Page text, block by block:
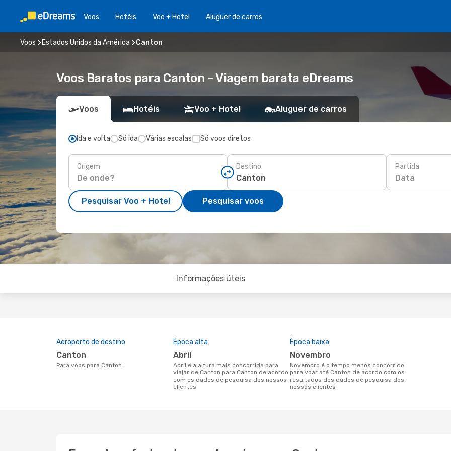
Voos Hotéis Voo + Hotel Aluguer de carros
Voos Estados Unidos da América Canton
Voos Baratos para Canton - Viagem barata eDreams
Voos Hotéis Voo + Hotel Aluguer de carros
Ida e volta Só ida Várias escalas Só voos diretos
Origem Destino Partida
Data
Pesquisar Voo + Hotel Pesquisar voos
Informações úteis
Aeroporto de destino
Canton
Para voos para Canton
Época alta
abril
abril é a altura mais concorrida para
viajar de Canton para Canton de acordo
com os dados de pesquisa dos nossos
clientes
Época baixa
novembro
novembro é o tempo menos concorrido
para voar até Canton de acordo com os
resultados dos dados de pesquisa dos
nossos clientes